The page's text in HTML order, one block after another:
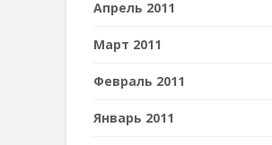
Апрель 2011
Март 2011
Февраль 2011
Январь 2011